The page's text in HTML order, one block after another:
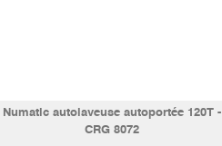
Numatic autolaveuse autoportée 120T -
CRG 8072